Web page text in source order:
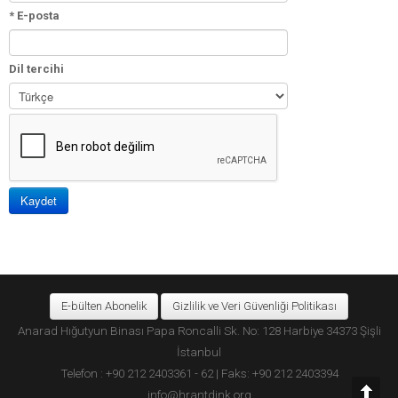
* E-posta
Dil tercihi
E-bülten Abonelik Gizlilik ve Veri Güvenliği Politikası
Anarad Hığutyun Binası Papa Roncalli Sk. No: 128 Harbiye 34373 Şişli
İstanbul
Telefon : +90 212 2403361 - 62 | Faks: +90 212 2403394
info@hrantdink.org